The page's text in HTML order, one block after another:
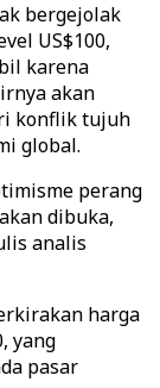
bergejolak
US$100,
karena
akan
konflik tujuh
global.
perang
dibuka,
analis
harga
yang
pasar